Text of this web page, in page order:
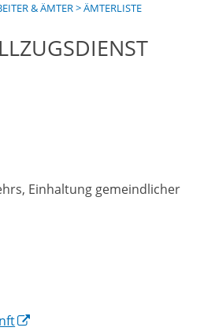
& ÄMTER>ÄMTERLISTE
Einhaltung gemeindlicher